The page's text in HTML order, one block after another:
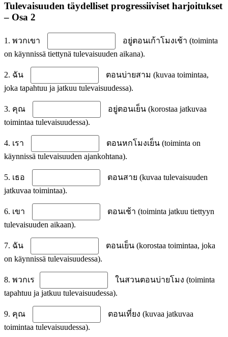
Tulevaisuuden täydelliset progressiiviset harjoitukset
– Osa 2
1. พวกเขา
อยู่ตอนเก้าโมงเช้า (toiminta
on käynnissä tiettynä tulevaisuuden aikana).
2. ฉัน
ตอนบ่ายสาม (kuvaa toimintaa,
joka tapahtuu ja jatkuu tulevaisuudessa).
3. คุณ
อยู่ตอนเย็น (korostaa jatkuvaa
toimintaa tulevaisuudessa).
4. เรา
ตอนหกโมงเย็น (toiminta on
käynnissä tulevaisuuden ajankohtana).
5. เธอ
ตอนสาย (kuvaa tulevaisuuden
jatkuvaa toimintaa).
6. เขา
ตอนเช้า (toiminta jatkuu tiettyyn
tulevaisuuden aikaan).
7. ฉัน
ตอนเย็น (korostaa toimintaa, joka
on käynnissä tulevaisuudessa).
8. พวกเร
ในสวนตอนบ่ายโมง (toiminta
tapahtuu ja jatkuu tulevaisuudessa).
9. คุณ
ตอนเที่ยง (kuvaa jatkuvaa
toimintaa tulevaisuudessa).